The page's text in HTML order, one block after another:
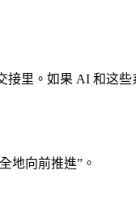
里。如果 AI 和这
地向前推進”。